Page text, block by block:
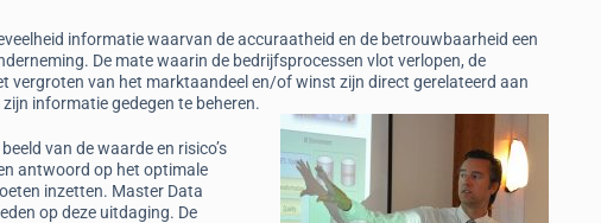
informatie waarvan de accuraatheid en de betrouwbaarheid een
De mate waarin de bedrijfsprocessen vlot verlopen, de
vergroten van het marktaandeel en/of winst zijn direct gerelateerd aan
informatie gedegen te beheren.
van de waarde en risico’s
antwoord op het optimale
inzetten. Master Data
op deze uitdaging. De